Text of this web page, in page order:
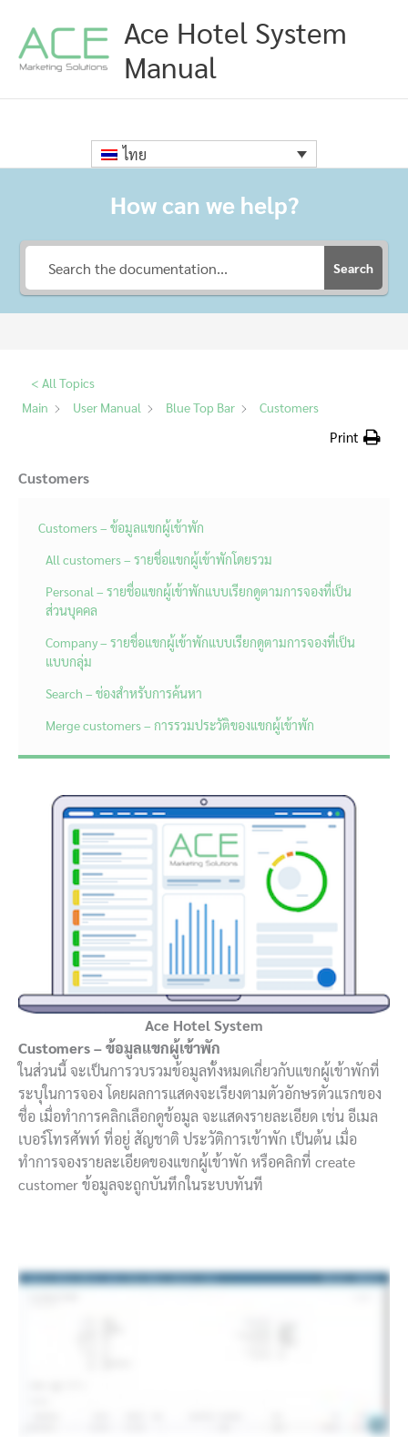
content
Ace Hotel System
Manual
ไทย
How can we help?
Search
< All Topics
Main
User Manual Blue Top Bar Customers
Print
Customers
Customers – ข้อมูลแขกผู้เข้าพัก
All customers – รายชื่อแขกผู้เข้าพักโดยรวม
Personal – รายชื่อแขกผู้เข้าพักแบบเรียกดูตามการจองที่เป็น
ส่วนบุคคล
Company – รายชื่อแขกผู้เข้าพักแบบเรียกดูตามการจองที่เป็น
แบบกลุ่ม
Search – ช่องสำหรับการค้นหา
Merge customers – การรวมประวัติของแขกผู้เข้าพัก
Ace Hotel System
Customers – ข้อมูลแขกผู้เข้าพัก
ในส่วนนี้ จะเป็นการวบรวมข้อมูลทั้งหมดเกี่ยวกับแขกผู้เข้าพักที่
ระบุในการจอง โดยผลการแสดงจะเรียงตามตัวอักษรตัวแรกของ
ชื่อ เมื่อทำการคลิกเลือกดูข้อมูล จะแสดงรายละเอียด เช่น อีเมล
เบอร์โทรศัพท์ ที่อยู่ สัญชาติ ประวัติการเข้าพัก เป็นต้น เมื่อ
ทำการจองรายละเอียดของแขกผู้เข้าพัก หรือคลิกที่ create
customer ข้อมูลจะถูกบันทึกในระบบทันที